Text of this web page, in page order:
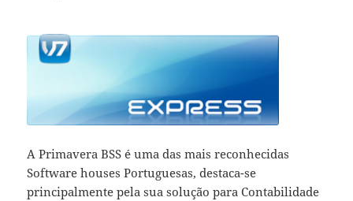
A Primavera BSS é uma das mais reconhecidas
Software houses Portuguesas, destaca-se
principalmente pela sua solução para Contabilidade